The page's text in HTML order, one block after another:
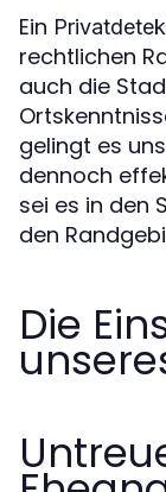
Ein
rechtlichen
auch die
gelingt es
dennoch
sei es in den
den
Die